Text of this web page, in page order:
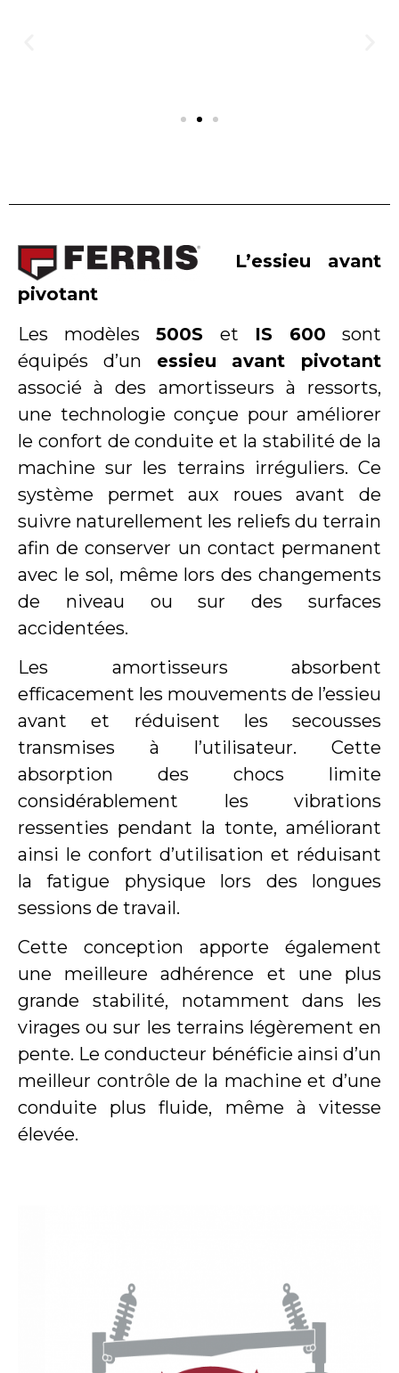
L’essieu avant
pivotant
Les modèles500S et IS 600 sont
équipés d’un essieu avant pivotant
associé à des amortisseurs à ressorts,
une technologie conçue pour améliorer
le confort de conduite et la stabilité de la
machine sur les terrains irréguliers. Ce
système permet aux roues avant de
suivre naturellement les reliefs du terrain
afin de conserver un contact permanent
avec le sol, même lors des changements
de niveau ou sur des surfaces
accidentées.
Les amortisseurs absorbent
efficacement les mouvements de l’essieu
avant et réduisent les secousses
transmises à l’utilisateur. Cette
absorption des chocs limite
considérablement les vibrations
ressenties pendant la tonte, améliorant
ainsi le confort d’utilisation et réduisant
la fatigue physique lors des longues
sessions de travail.
Cette conception apporte également
une meilleure adhérence et une plus
grande stabilité, notamment dans les
virages ou sur les terrains légèrement en
pente. Le conducteur bénéficie ainsi d’un
meilleur contrôle de la machine et d’une
conduite plus fluide, même à vitesse
élevée.